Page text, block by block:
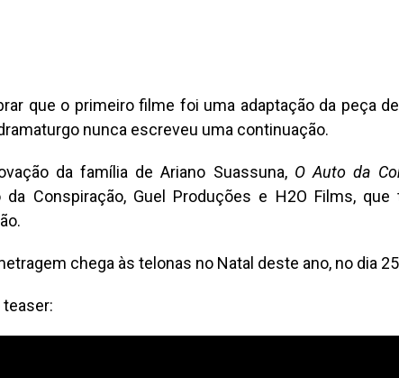
que o primeiro filme foi uma adaptação da peça
nunca escreveu uma continuação.
da família de Ariano Suassuna, O Auto da
da Conspiração, Guel Produções e H2O Films,
chega às telonas no Natal deste ano, no dia